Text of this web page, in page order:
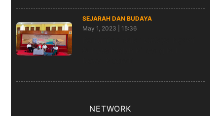
SEJARAH DAN BUDAYA
May 1, 2023 | 15:36
NETWORK